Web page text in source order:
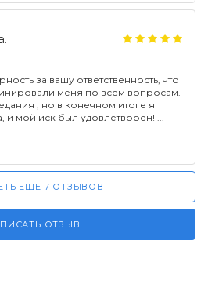
за вашу ответственность, что
меня по всем вопросам.
, но в конечном итоге я
и мой иск был удовлетворен!
ЕЩЕ 7 ОТЗЫВОВ
ОТЗЫВ